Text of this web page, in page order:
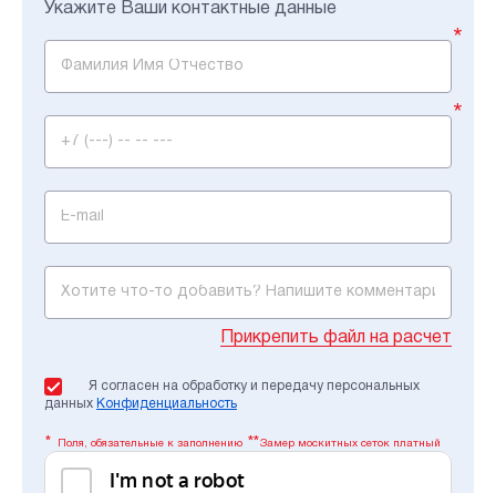
Укажите Ваши контактные данные
*
*
Я согласен на обработку и передачу персональных
данных Конфиденциальность
Прикрепить файл на расчет
Поля, обязательные к заполнению Замер москитных сеток платный